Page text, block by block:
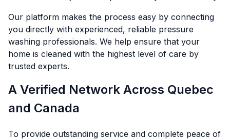
Our platform makes the process easy by connecting
you directly with experienced, reliable pressure
washing professionals. We help ensure that your
home is cleaned with the highest level of care by
trusted experts.
A Verified Network Across Quebec
and Canada
To provide outstanding service and complete peace of